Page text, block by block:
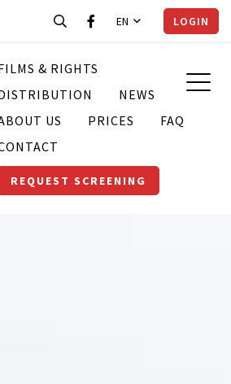
EN LOGIN
& RIGHTS
NEWS
US
PRICES
FAQ
REQUEST SCREENING